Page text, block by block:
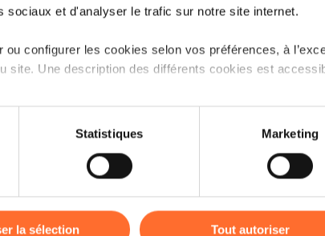
et d'analyser le trafic sur notre site internet.
configurer les cookies selon vos préférences, à
site. Une description des différents cookies est
(ex : lecture de vidéos, partage sur les réseaux
Statistiques Marketing
la sélection Tout autoriser
grands opérateurs de la chaîne
qui disposent d’un grand pouvoir de
pourraient être tentés d’abuser de leur
protéger les agriculteurs et les petits
les relations entre entreprises au
agricole et alimentaire
interdit
déloyales entre fournisseurs et acheteurs
et énumère certaines pratiques pouvant être
préalable clair.